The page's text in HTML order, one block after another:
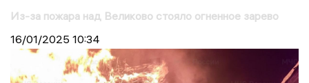
Из-за пожара над Великово стояло огненное зарево
16/01/2025 10:34